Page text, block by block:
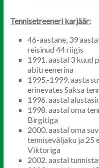
Tennisetreeneri karjäär:
46-aastane, 39
reisinud 44 riigis
1991. aastal 3 kuud
abitreenerina
1995.-1999. aasta
erinevates Saksa
1996. aastal
1998. aastal oma
Birgitiga
2000. aastal oma
tenniseväljaku ja 25
Viktoriga
2002. aastal